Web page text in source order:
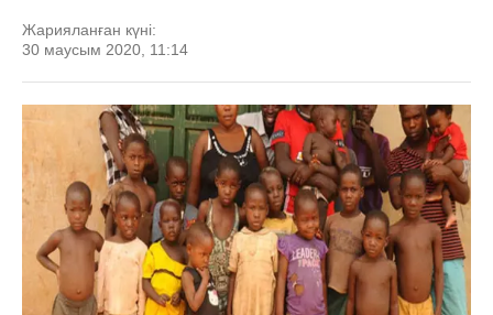
Жарияланған күні:
30 маусым 2020, 11:14